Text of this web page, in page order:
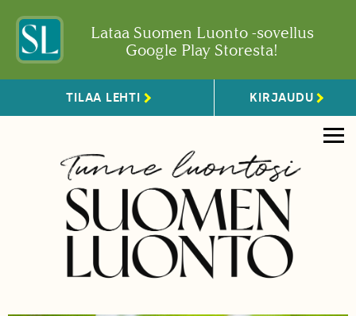
Lataa Suomen Luonto -sovellus
Google Play Storesta!
TILAA LEHTI KIRJAUDU